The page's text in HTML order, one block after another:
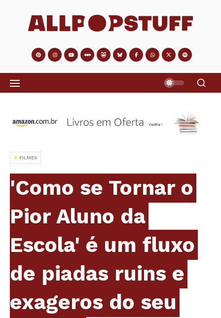
FILMES
'Como se Tornar o
Pior Aluno da
Escola' é um fluxo
de piadas ruins e
exageros do seu